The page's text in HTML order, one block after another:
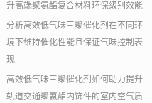
升高端聚氨酯复合材料环保级别效能
分析高效低气味三聚催化剂在不同环
境下维持催化性能且保证气味控制表
现
高效低气味三聚催化剂如何助力提升
轨道交通聚氨酯内饰件的室内空气质